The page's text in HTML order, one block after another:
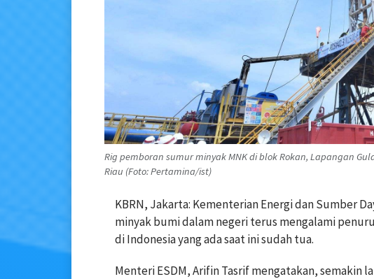
Rig pemboran sumur minyak MNK di blok Rokan, Lapangan
Riau (Foto: Pertamina/ist)
KBRN, Jakarta: Kementerian Energi dan Sumber
minyak bumi dalam negeri terus mengalami
di Indonesia yang ada saat ini sudah tua.
Menteri ESDM, Arifin Tasrif mengatakan, semakin